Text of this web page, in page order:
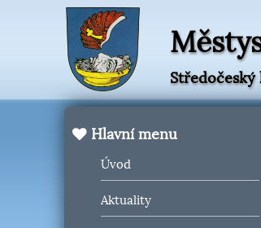
Středočeský
Hlavní menu
Úvod
Aktuality